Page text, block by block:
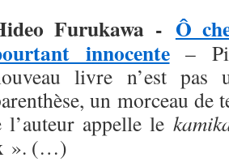
Furukawa - Ô
innocente–
livre n’est pas
un morceau de
l’auteur appelle le
». (…)